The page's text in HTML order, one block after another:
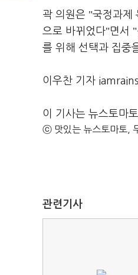
곽 의원은 "국정과제
으로 바뀌었다"면서 "
를 위해 선택과 집중
이우찬 기자
이 기사는 뉴스토마
ⓒ 맛있는 뉴스토마토,
관련기사